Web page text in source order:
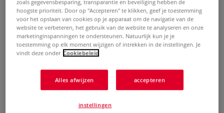
inclusief 21% BTW (cq. 9% BTW),
exclusief
zoals gegevensbesparing, transparantie en beveiliging hebben de
hoogste prioriteit. Door op "Accepteren" te klikken, geef je toestemming
voor het opslaan van cookies op je apparaat om de navigatie van de
website te verbeteren, het gebruik van de website te analyseren en onze
marketinginspanningen te ondersteunen. Natuurlijk kun je je
toestemming op elk moment wijzigen of intrekken in de instellingen. Je
vindt deze onder Cookiebeleid
Alles afwijzen accepteren
instellingen